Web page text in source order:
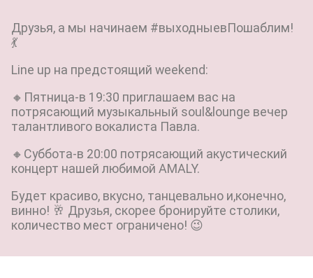
Друзья, а мы начинаем #выходныевПошаблим!
💃
Line up на предстоящий weekend:
🔸Пятница-в 19:30 приглашаем вас на
потрясающий музыкальный soul&lounge вечер
талантливого вокалиста Павла.
🔸Суббота-в 20:00 потрясающий акустический
концерт нашей любимой AMALY.
Будет красиво, вкусно, танцевально и,конечно,
винно! 🥂 Друзья, скорее бронируйте столики,
количество мест ограничено! 😉